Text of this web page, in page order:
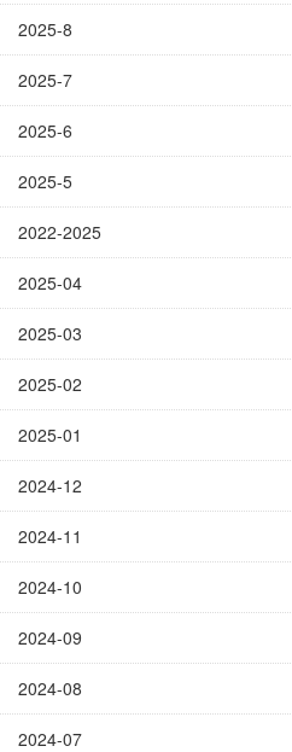
2025-8
2025-7
2025-6
2025-5
2022-2025
2025-04
2025-03
2025-02
2025-01
2024-12
2024-11
2024-10
2024-09
2024-08
2024-07